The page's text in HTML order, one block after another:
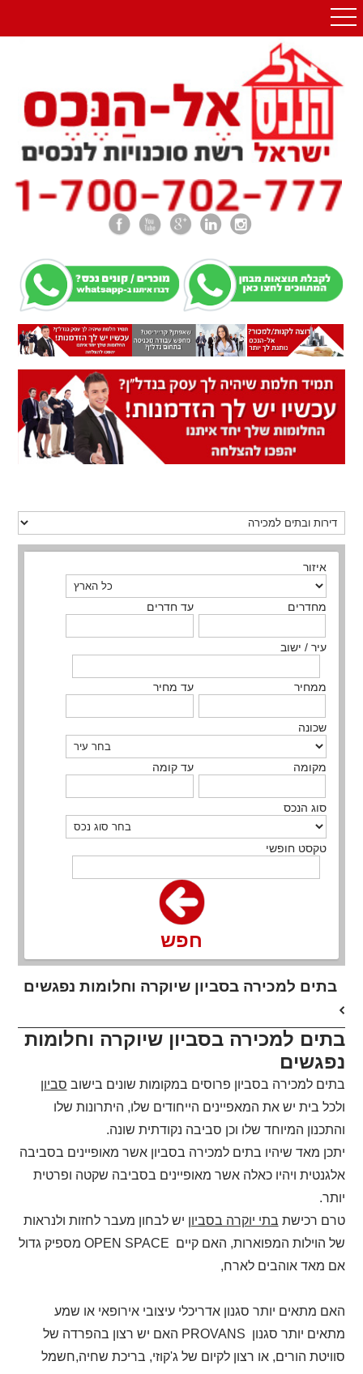
איזור
מחדרים עד חדרים
עיר / ישוב
ממחיר עד מחיר
שכונה
מקומה עד קומה
סוג הנכס
טקסט חופשי
חפש
בתים למכירה בסביון שיוקרה וחלומות נפגשים
בתים למכירה בסביון שיוקרה וחלומות
נפגשים
בתים למכירה בסביון פרוסים במקומות שונים בישוב סביון
ולכל בית יש את המאפיינים הייחודים שלו, היתרונות שלו
והתכנון המיוחד שלו וכן סביבה נקודתית שונה.
יתכן מאד שיהיו בתים למכירה בסביון אשר מאופיינים בסביבה
אלגנטית ויהיו כאלה אשר מאופיינים בסביבה שקטה ופרטית
יותר.
טרם רכישת בתי יוקרה בסביון יש לבחון מעבר לחזות ולנראות
של הוילות המפוארות, האם קיים OPEN SPACE מספיק גדול
אם מאד אוהבים לארח,
האם מתאים יותר סגנון אדריכלי עיצובי אירופאי או שמע
מתאים יותר סגנון PROVANS האם יש רצון בהפרדה של
סוויטת הורים, או רצון לקיום של ג'קוזי, בריכת שחיה,חשמל